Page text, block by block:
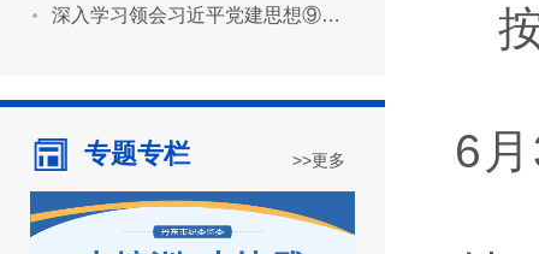
深入学习领会习近平党建思想⑨坚持建设堪当民族复兴重任的高素质干部队伍
专题专栏 >>更多 6